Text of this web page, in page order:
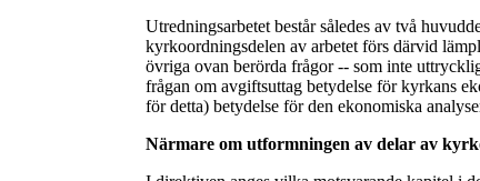
Utredningsarbetet består således av två
kyrkoordningsdelen av arbetet förs därvid
övriga ovan berörda frågor -- som inte
frågan om avgiftsuttag betydelse för kyrkans
för detta) betydelse för den ekonomiska
Närmare om utformningen av delar av